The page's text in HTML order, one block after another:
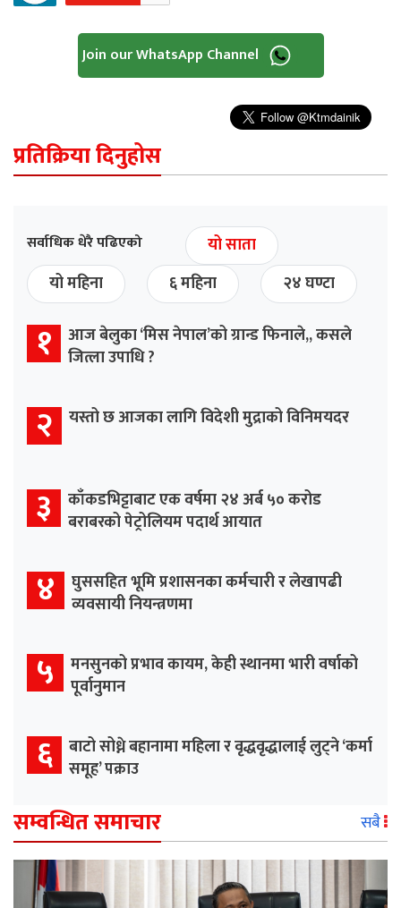
Join our WhatsApp Channel
प्रतिक्रिया दिनुहोस
सर्वाधिक धेरै पढिएको
यो साता
यो महिना
६ महिना २४ घण्टा
१ आज बेलुका ‘मिस नेपाल’को ग्रान्ड फिनाले,, कसले
जित्ला उपाधि ?
२ यस्तो छ आजका लागि विदेशी मुद्राको विनिमयदर
३ काँकडभिट्टाबाट एक वर्षमा २४ अर्ब ५० करोड
बराबरको पेट्रोलियम पदार्थ आयात
४ घुससहित भूमि प्रशासनका कर्मचारी र लेखापढी
व्यवसायी नियन्त्रणमा
५ मनसुनको प्रभाव कायम, केही स्थानमा भारी वर्षाको
पूर्वानुमान
६ बाटो सोध्ने बहानामा महिला र वृद्धवृद्धालाई लुट्ने ‘कर्मा
समूह’ पक्राउ
सम्वन्धित समाचार सबै